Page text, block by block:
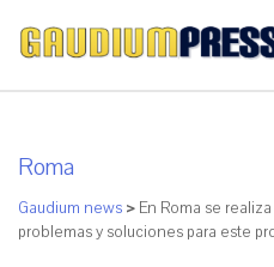
Roma
Gaudium news > En Roma se
problemas y soluciones para este